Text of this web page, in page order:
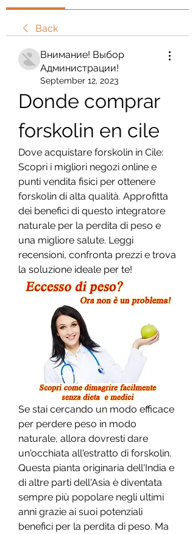
Back
Внимание! Выбор
Администрации!
September 12, 2023
Donde comprar
forskolin en cile
Dove acquistare forskolin in Cile:
Scopri i migliori negozi online e
punti vendita fisici per ottenere
forskolin di alta qualità. Approfitta
dei benefici di questo integratore
naturale per la perdita di peso e
una migliore salute. Leggi
recensioni, confronta prezzi e trova
la soluzione ideale per te!
Se stai cercando un modo efficace
per perdere peso in modo
naturale, allora dovresti dare
un'occhiata all'estratto di forskolin.
Questa pianta originaria dell'India e
di altre parti dell'Asia è diventata
sempre più popolare negli ultimi
anni grazie ai suoi potenziali
benefici per la perdita di peso. Ma